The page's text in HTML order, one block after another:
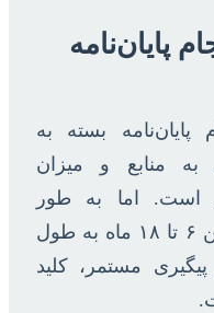
پایان‌نامه
بسته به
منابع و میزان
است. اما به طور
معمول، این فرآیند می‌تواند بین ۶ تا ۱۸ ماه به طول
مستمر، کلید